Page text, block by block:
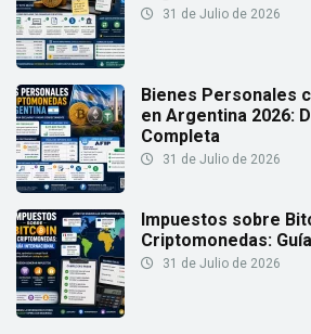
31 de Julio de 2026
Bienes Personales
en Argentina 2026:
Completa
31 de Julio de 2026
Impuestos sobre
Criptomonedas:
31 de Julio de 2026